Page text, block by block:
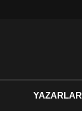
YAZARLAR